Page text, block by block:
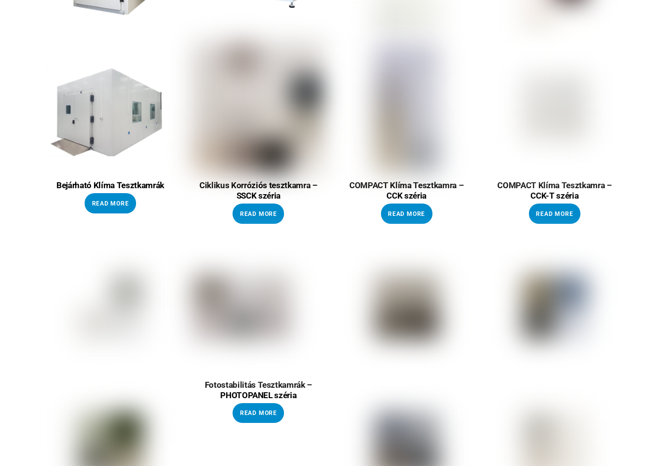
Bejárható Klíma Tesztkamrák
READ MORE
Ciklikus Korróziós tesztkamra –
SSCK széria
READ MORE
COMPACT Klíma Tesztkamra –
CCK széria
READ MORE
COMPACT Klíma Tesztkamra –
CCK-T széria
READ MORE
Fotostabilitás Tesztkamrák –
PHOTOPANEL széria
READ MORE